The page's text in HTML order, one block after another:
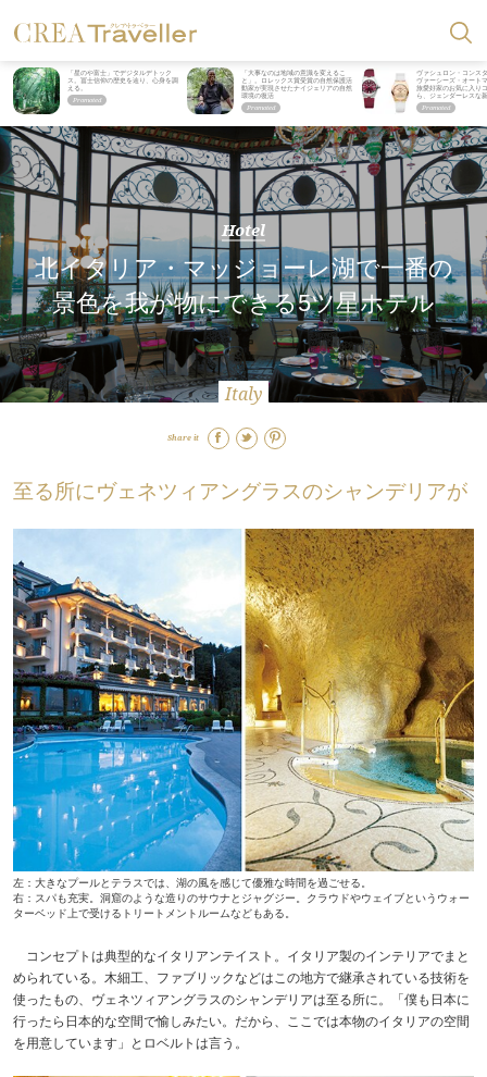
「星のや富士」でデジタルデトック
ス。冨士信仰の歴史を辿り、心身を調
える。
「大事なのは地域の意識を変えるこ
と」。ロレックス賞受賞の自然保護活
動家が実現させたナイジェリアの自然
環境の復活
ヴァシュロン・コンス
ヴァーシーズ・オート
旅愛好家のお気に入り
ら、ジェンダーレスな
Hotel
北イタリア・マッジョーレ湖で一番の
景色を我が物にできる5ツ星ホテル
Italy
Share it
至る所にヴェネツィアングラスのシャンデリアが
左：大きなプールとテラスでは、湖の風を感じて優雅な時間を過ごせる。
右：スパも充実。洞窟のような造りのサウナとジャグジー。クラウドやウェイブというウォー
ターベッド上で受けるトリートメントルームなどもある。
コンセプトは典型的なイタリアンテイスト。イタリア製のインテリアでまと
められている。木細工、ファブリックなどはこの地方で継承されている技術を
使ったもの、ヴェネツィアングラスのシャンデリアは至る所に。「僕も日本に
行ったら日本的な空間で愉しみたい。だから、ここでは本物のイタリアの空間
を用意しています」とロベルトは言う。